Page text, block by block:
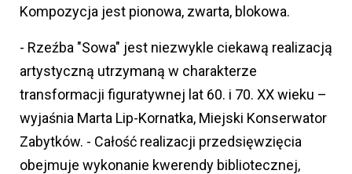
Kompozycja jest pionowa, zwarta, blokowa.
- Rzeźba "Sowa" jest niezwykle ciekawą realizacją
artystyczną utrzymaną w charakterze
transformacji figuratywnej lat 60. i 70. XX wieku –
wyjaśnia Marta Lip-Kornatka, Miejski Konserwator
Zabytków. - Całość realizacji przedsięwzięcia
obejmuje wykonanie kwerendy bibliotecznej,